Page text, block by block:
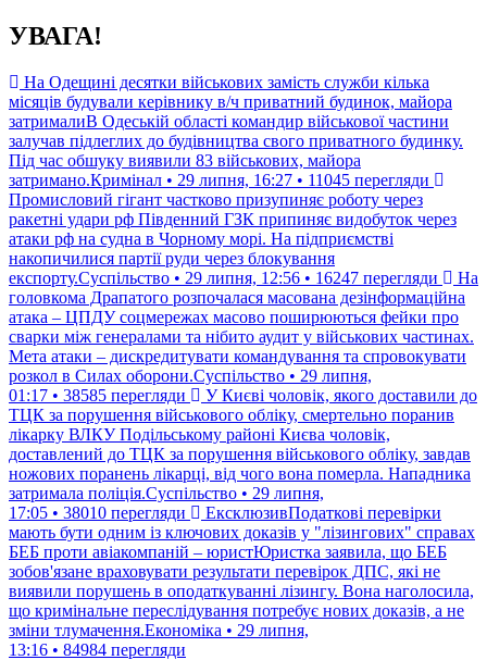
Перейти
до
УВАГА!
На Одещині десятки військових замість служби кілька
місяців будували керівнику в/ч приватний будинок, майора
затрималиВ Одеській області командир військової частини
залучав підлеглих до будівництва свого приватного будинку.
Під час обшуку виявили 83 військових, майора
затримано.Кримінал • 29 липня, 16:27 • 11045 перегляди
Промисловий гігант частково призупиняє роботу через
ракетні удари рф Південний ГЗК припиняє видобуток через
атаки рф на судна в Чорному морі. На підприємстві
накопичилися партії руди через блокування
експорту.Суспільство • 29 липня, 12:56 • 16247 перегляди
На
головкома Драпатого розпочалася масована дезінформаційна
атака – ЦПДУ соцмережах масово поширюються фейки про
сварки між генералами та нібито аудит у військових частинах.
Мета атаки – дискредитувати командування та спровокувати
розкол в Силах оборони.Суспільство • 29 липня,
01:17 • 38585 перегляди
У Києві чоловік, якого доставили до
ТЦК за порушення військового обліку, смертельно поранив
лікарку ВЛКУ Подільському районі Києва чоловік,
доставлений до ТЦК за порушення військового обліку, завдав
ножових поранень лікарці, від чого вона померла. Нападника
затримала поліція.Суспільство • 29 липня,
17:05 • 38010 перегляди
ЕксклюзивПодаткові перевірки
мають бути одним із ключових доказів у "лізингових" справах
БЕБ проти авіакомпаній – юристЮристка заявила, що БЕБ
зобов'язане враховувати результати перевірок ДПС, які не
виявили порушень в оподаткуванні лізингу. Вона наголосила,
що кримінальне переслідування потребує нових доказів, а не
зміни тлумачення.Економіка • 29 липня,
13:16 • 84984 перегляди